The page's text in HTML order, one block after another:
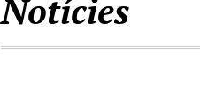
Notícies